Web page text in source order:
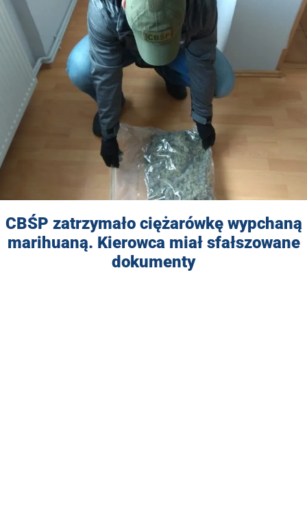
CBŚP zatrzymało ciężarówkę wypchaną
marihuaną. Kierowca miał sfałszowane
dokumenty